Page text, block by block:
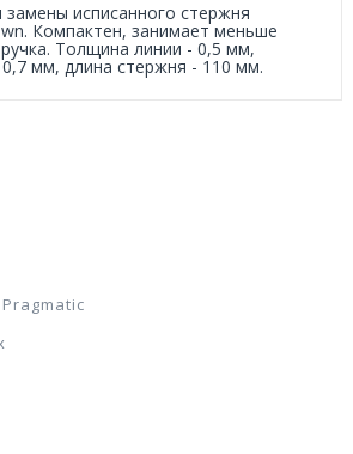
замены исписанного стержня
Компактен, занимает меньше
Толщина линии - 0,5 мм,
мм, длина стержня - 110 мм.